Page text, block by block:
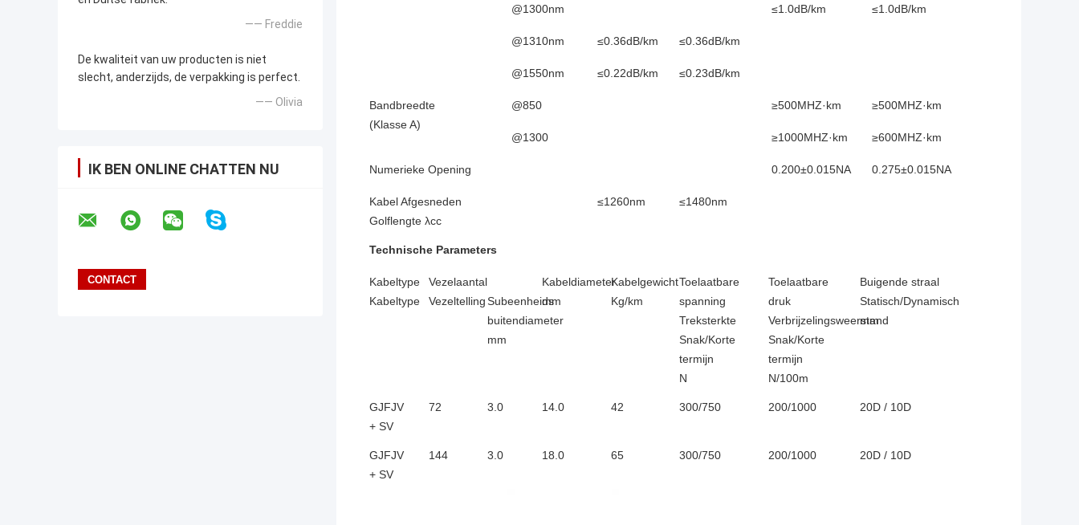
—— Freddie
De kwaliteit van uw producten is niet
slecht, anderzijds, de verpakking is perfect.
—— Olivia
IK BEN ONLINE CHATTEN NU
@1300nm ≤1.0dB/km ≤1.0dB/km
@1310nm ≤0.36dB/km ≤0.36dB/km
@1550nm ≤0.22dB/km ≤0.23dB/km
Bandbreedte
(Klasse A)
@850 ≥500MHZ·km ≥500MHZ·km
@1300 ≥1000MHZ·km ≥600MHZ·km
Numerieke Opening 0.200±0.015NA 0.275±0.015NA
Kabel Afgesneden
Golflengte λcc
≤1260nm ≤1480nm
Technische Parameters
Kabeltype
Kabeltype
Vezelaantal
VezeltellingSubeenheids
buitendiameter
mm
Kabeldiameter
mm
Kabelgewicht
Kg/km
Toelaatbare
spanning
Treksterkte
Snak/Korte
termijn
N
Toelaatbare
druk
Verbrijzelingsweerstand
Snak/Korte
termijn
N/100m
Buigende straal
Statisch/Dynamisch
mm
GJFJV
+ SV
72 3.0 14.0 42 300/750 200/1000 20D / 10D
GJFJV
+ SV
144 3.0 18.0 65 300/750 200/1000 20D / 10D